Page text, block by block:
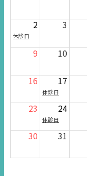
2
休診日
3
9 10
16 17
休診日
23 24
休診日
30 31